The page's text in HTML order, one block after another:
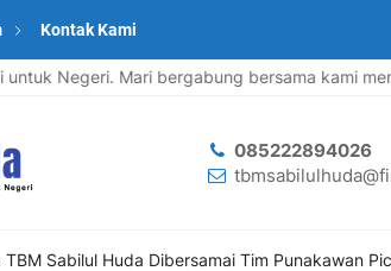
Kontak Kami
Negeri. Mari bergabung bersama kami
085222894026
TBM Sabilul Huda Dibersamai Tim Punakawan